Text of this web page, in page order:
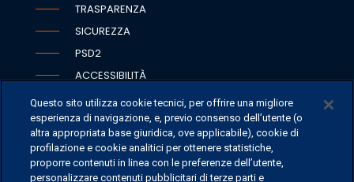
TRASPARENZA
SICUREZZA
PSD2
ACCESSIBILITÀ
SEDI
CONTATTI
Questo sito utilizza cookie tecnici, per offrire una migliore
esperienza di navigazione, e, previo consenso dell’utente (o
altra appropriata base giuridica, ove applicabile), cookie di
profilazione e cookie analitici per ottenere statistiche,
proporre contenuti in linea con le preferenze dell’utente,
personalizzare contenuti pubblicitari di terze parti e